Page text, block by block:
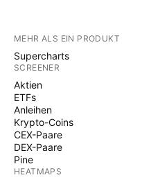
MEHR ALS EIN PRODUKT
Supercharts
SCREENER
Aktien
ETFs
Anleihen
Krypto-Coins
CEX-Paare
DEX-Paare
Pine
HEATMAPS